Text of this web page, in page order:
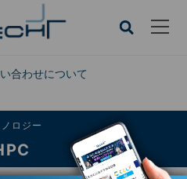
合わせについて
ロジー